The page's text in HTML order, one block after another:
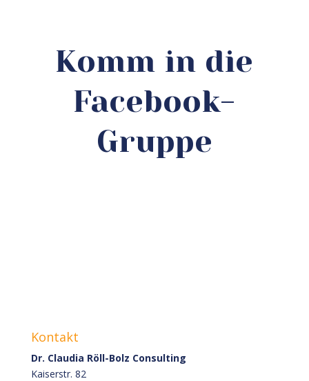
Komm in die
Facebook-
Gruppe
Kontakt
Dr. Claudia Röll-Bolz Consulting
Kaiserstr. 82